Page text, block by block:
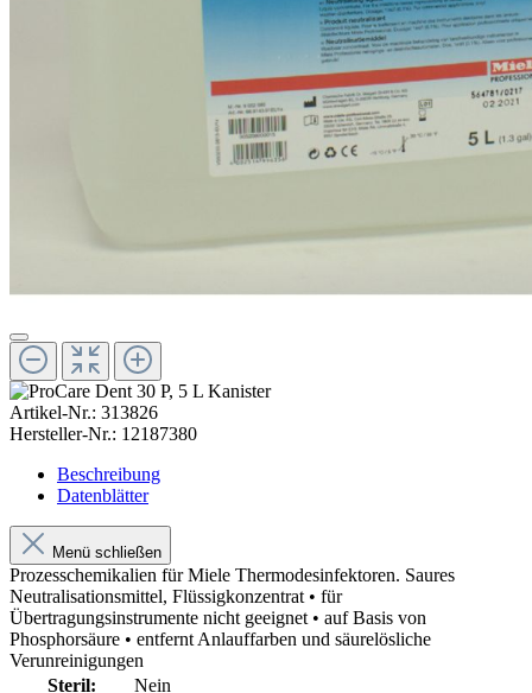
Artikel-Nr.: 313826
Hersteller-Nr.: 12187380
Beschreibung
Datenblätter
Menü schließen
Prozesschemikalien für Miele Thermodesinfektoren. Saures
Neutralisationsmittel, Flüssigkonzentrat • für
Übertragungsinstrumente nicht geeignet • auf Basis von
Phosphorsäure • entfernt Anlauffarben und säurelösliche
Verunreinigungen
Steril:
Nein